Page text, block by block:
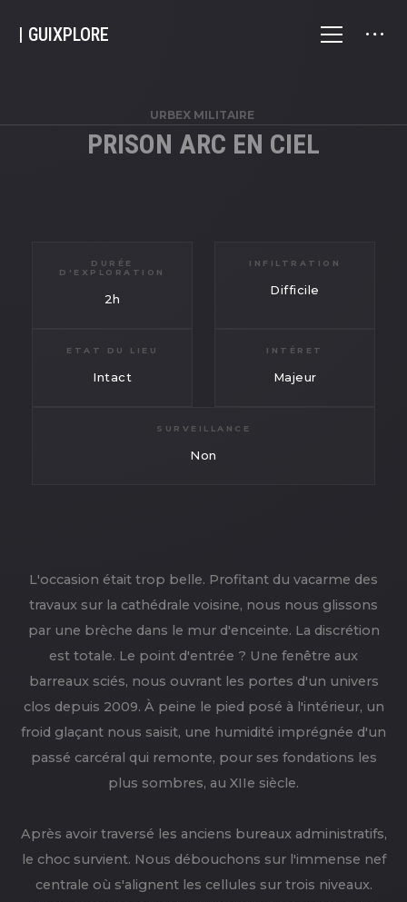
| GUIXPLORE
URBEX MILITAIRE
PRISON ARC EN CIEL
DURÉE
D'EXPLORATION
2h
INFILTRATION
Difficile
ETAT DU LIEU
Intact
INTÉRET
Majeur
SURVEILLANCE
Non
L'occasion était trop belle. Profitant du vacarme des
travaux sur la cathédrale voisine, nous nous glissons
par une brèche dans le mur d'enceinte. La discrétion
est totale. Le point d'entrée ? Une fenêtre aux
barreaux sciés, nous ouvrant les portes d'un univers
clos depuis 2009. À peine le pied posé à l'intérieur, un
froid glaçant nous saisit, une humidité imprégnée d'un
passé carcéral qui remonte, pour ses fondations les
plus sombres, au XIIe siècle.
Après avoir traversé les anciens bureaux administratifs,
le choc survient. Nous débouchons sur l'immense nef
centrale où s'alignent les cellules sur trois niveaux.